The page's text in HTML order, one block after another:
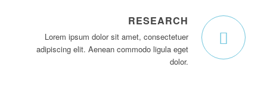
RESEARCH
Lorem ipsum dolor sit amet, consectetuer
adipiscing elit. Aenean commodo ligula eget
dolor.